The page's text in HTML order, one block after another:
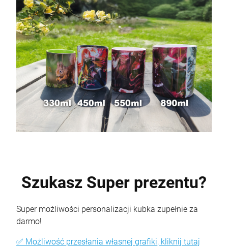
Szukasz Super prezentu?
Super możliwości personalizacji kubka zupełnie za
darmo!
✅ Możliwość przesłania własnej grafiki, kliknij tutaj